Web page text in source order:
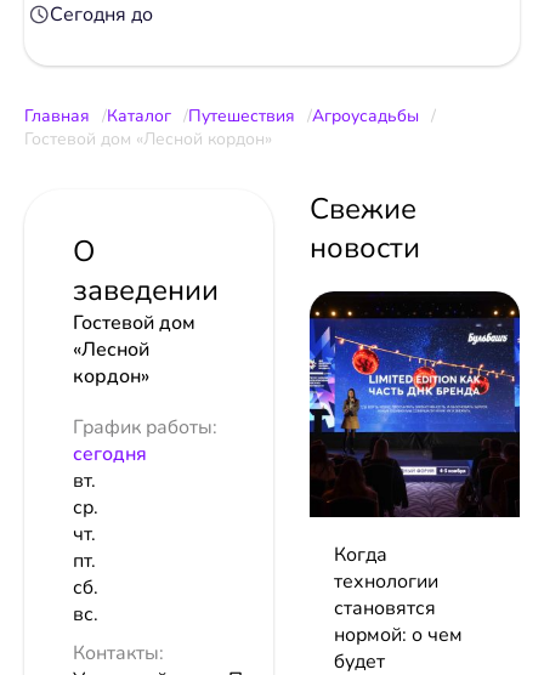
Сегодня до
Главная Каталог Путешествия
Агроусадьбы
Гостевой дом «Лесной кордон»
О
заведении
Гостевой дом
«Лесной
кордон»
График работы:
сeгодня
вт.
ср.
чт.
пт.
сб.
вс.
Контакты:
Свежие
новости
Когда
технологии
становятся
нормой: о чем
будет